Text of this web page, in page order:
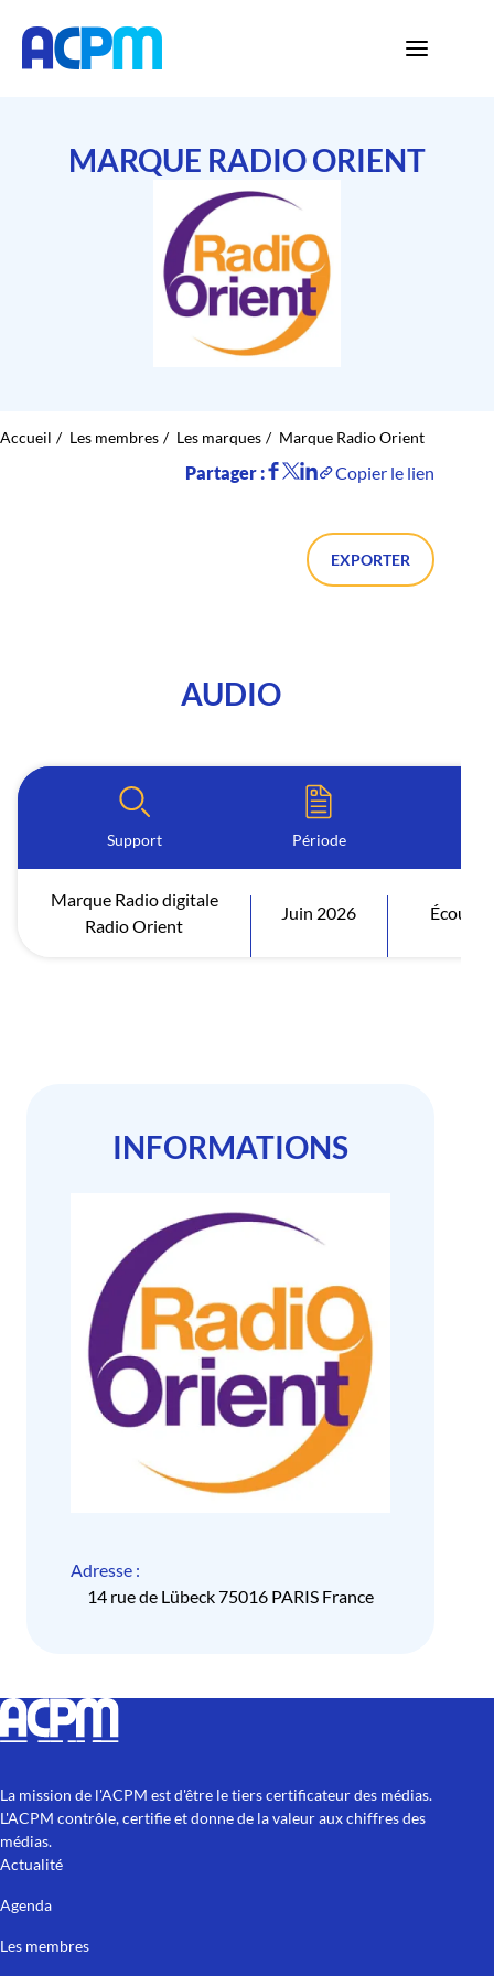
MARQUE RADIO ORIENT
Accueil Les membres Les marques Marque Radio Orient
Partager : Copier le lien
EXPORTER
AUDIO
Support Période
Marque Radio digitale
Radio Orient
Juin 2026
INFORMATIONS
Adresse :
14 rue de Lübeck 75016 PARIS France
La mission de l'ACPM est d'être le tiers certificateur des médias.
L'ACPM contrôle, certifie et donne de la valeur aux chiffres des
médias.
Actualité
Agenda
Les membres